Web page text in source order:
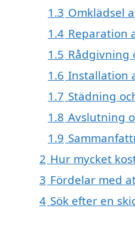
1.3 Omklädsel
1.4 Reparation
1.5 Rådgivning
1.6 Installation
1.7 Städning
1.8 Avslutning
1.9
2 Hur mycket
3 Fördelar med
4 Sök efter en